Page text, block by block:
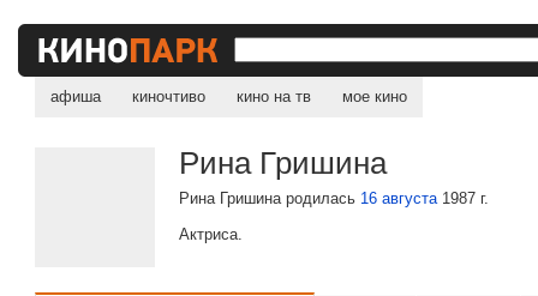
афиша киночтиво кино на тв мое кино
Рина Гришина
Рина Гришина родилась 16 августа1987 г.
Актриса.